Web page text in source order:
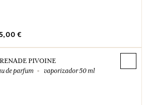
€
PIVOINE
de parfum
vaporizador 50 ml